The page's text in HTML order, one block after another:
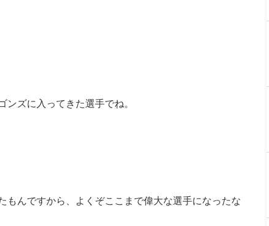
ズに入ってきた選手でね。
んですから、よくぞここまで偉大な選手になったな